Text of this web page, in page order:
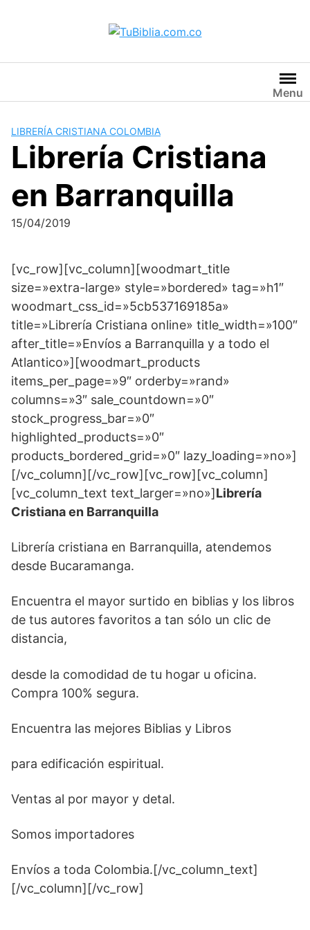
Menu
LIBRERÍA CRISTIANA COLOMBIA
Librería Cristiana
en Barranquilla
15/04/2019
[vc_row][vc_column][woodmart_title
size=»extra-large» style=»bordered» tag=»h1″
woodmart_css_id=»5cb537169185a»
title=»Librería Cristiana online» title_width=»100″
after_title=»Envíos a Barranquilla y a todo el
Atlantico»][woodmart_products
items_per_page=»9″ orderby=»rand»
columns=»3″ sale_countdown=»0″
stock_progress_bar=»0″
highlighted_products=»0″
products_bordered_grid=»0″ lazy_loading=»no»]
[/vc_column][/vc_row][vc_row][vc_column]
[vc_column_text text_larger=»no»]Librería
Cristiana en Barranquilla
Librería cristiana en Barranquilla, atendemos
desde Bucaramanga.
Encuentra el mayor surtido en biblias y los libros
de tus autores favoritos a tan sólo un clic de
distancia,
desde la comodidad de tu hogar u oficina.
Compra 100% segura.
Encuentra las mejores Biblias y Libros
para edificación espiritual.
Ventas al por mayor y detal.
Somos importadores
Envíos a toda Colombia.[/vc_column_text]
[/vc_column][/vc_row]